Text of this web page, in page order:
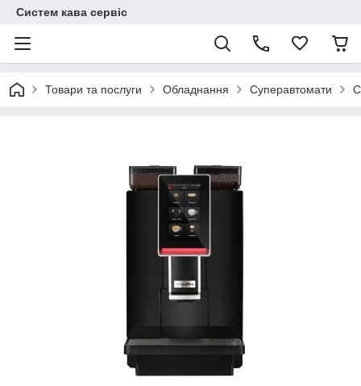
Систем кава сервіс
Товари та послуги Обладнання Суперавтомати